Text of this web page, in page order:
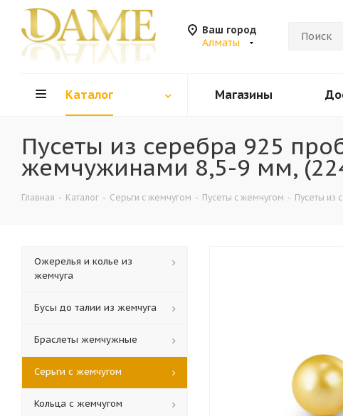
Ваш город
Алматы
Каталог Магазины
Пусеты из серебра 925
жемчужинами 8,5-9 мм,
Главная - Каталог - Серьги с жемчугом - Пусеты с жемчугом - Пусеты из
Ожерелья и колье из
жемчуга
Бусы до талии из жемчуга
Браслеты жемчужные
Серьги с жемчугом
Кольца c жемчугом